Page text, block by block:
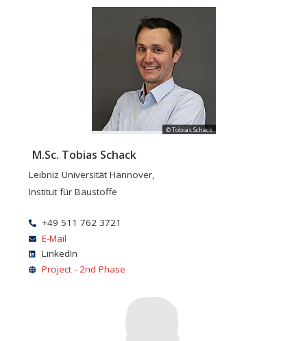
© Tobias Schack
M.Sc. Tobias Schack
Leibniz Universität Hannover,
Institut für Baustoffe
+49 511 762 3721
E-Mail
LinkedIn
Project - 2nd Phase